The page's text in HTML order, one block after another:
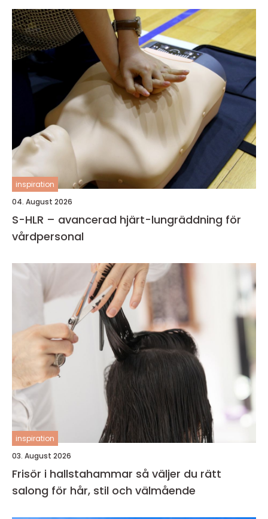
inspiration
04. August 2026
S-HLR – avancerad hjärt-lungräddning för
vårdpersonal
inspiration
03. August 2026
Frisör i hallstahammar så väljer du rätt
salong för hår, stil och välmående